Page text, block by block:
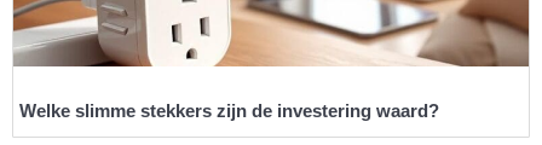
Welke slimme stekkers zijn de investering waard?